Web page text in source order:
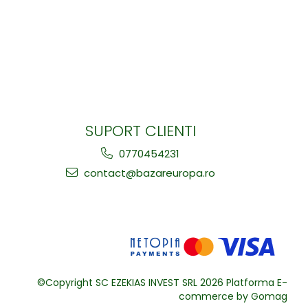
SUPORT CLIENTI
0770454231
contact@bazareuropa.ro
©Copyright SC EZEKIAS INVEST SRL 2026 Platforma E-
commerce by Gomag